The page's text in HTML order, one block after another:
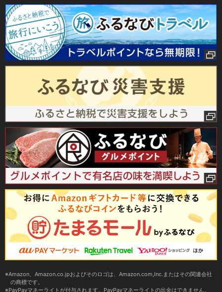
Amazon、Amazon.co.jpおよびそのロゴは、Amazon.com,Inc.またはその関連会社
の商標です。
PayPayマネーライトが付与されます。PayPayマネーライトの出金はできません。